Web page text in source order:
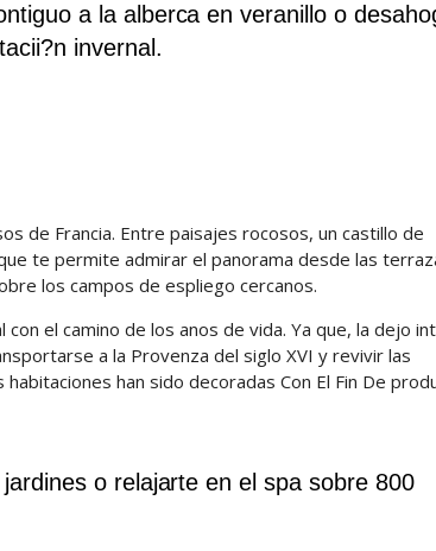
a la alberca en veranillo o
invernal.
de Francia. Entre paisajes rocosos, un castillo de
te permite admirar el panorama desde las
los campos de espliego cercanos.
el camino de los anos de vida. Ya que, la dejo
a la Provenza del siglo XVI y revivir las
han sido decoradas Con El Fin De
o relajarte en el spa sobre 800